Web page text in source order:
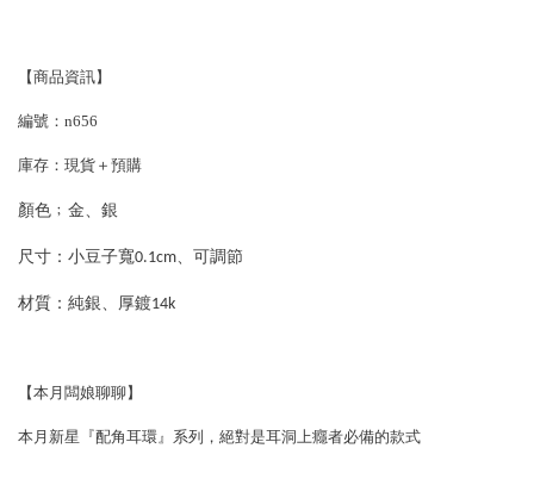
【商品資訊】
編號：n656
庫存：現貨＋預購
顏色﹔ 金、銀
尺寸： 小豆子寬0.1cm、可調節
材質： 純銀、厚鍍14k
【本月闆娘聊聊】
本月新星『配角耳環』系列，絕對是耳洞上癮者必備的款式